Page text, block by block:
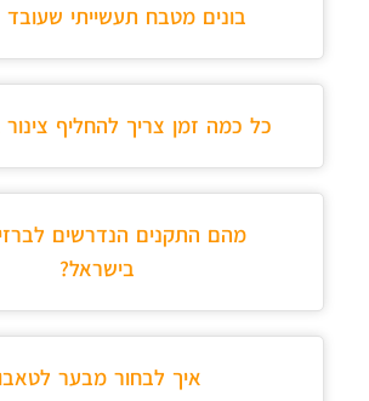
בונים מטבח תעשייתי
כל כמה זמן צריך להחליף צינור
מהם התקנים הנדרשים
בישראל?
איך לבחור מבער